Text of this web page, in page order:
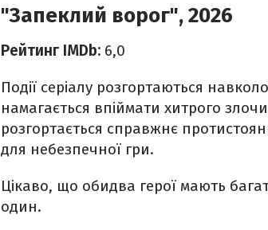
"Запеклий ворог", 2026
Рейтинг IMDb: 6,0
Події серіалу розгортаються
намагається впіймати хитрого
розгортається справжнє
для небезпечної гри.
Цікаво, що обидва герої мають
один.